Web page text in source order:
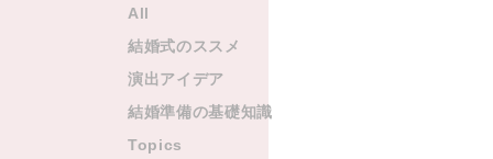
All
結婚式のススメ
演出アイデア
結婚準備の基礎知識
Topics